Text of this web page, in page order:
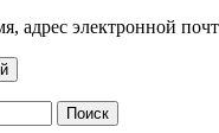
адрес электронной